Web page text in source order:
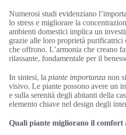
Numerosi studi evidenziano
lo stress e migliorare la
ambienti domestici implica un
grazie alle loro proprietà purificatrici
che offrono. L’armonia che creano
rilassante, fondamentale per il
In sintesi, la piante importanza non
visivo. Le piante possono avere un
e sulla serenità degli abitanti della
elemento chiave nel design degli
Quali piante migliorano il comfort